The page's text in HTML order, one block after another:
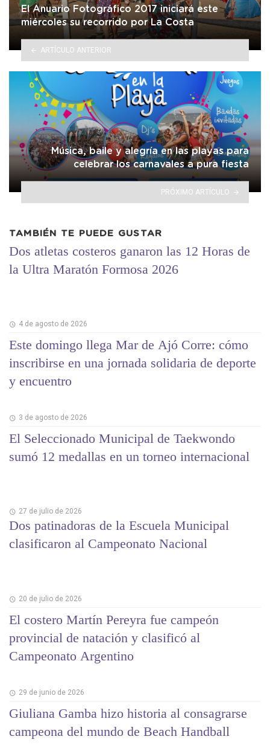
El Anuario Fotográfico 2017 iniciará este
miércoles su recorrido por La Costa
ARTÍCULO ANTERIOR
Música, baile y alegría en las playas para
celebrar los carnavales a pura fiesta
PRÓXIMO ARTÍCULO
TAMBIÉN TE PUEDE GUSTAR
Dos atletas costeros ganaron las 12 Horas de
la Ultra Maratón Formosa 2026
4 de agosto de 2026
Este domingo llega Mar de Ajó Corre: cómo
inscribirse en una jornada solidaria de deporte
y encuentro
3 de agosto de 2026
El Seleccionado Municipal de Taekwondo
sumó 12 medallas en un torneo internacional
27 de julio de 2026
Dos patinadoras de la Escuela Municipal
clasificaron al Campeonato Nacional
20 de julio de 2026
El costero Martín Pereyra fue campeón
provincial de natación y clasificó al
Campeonato Argentino
29 de junio de 2026
Giuliana Gamba hizo historia al consagrarse
campeona del mundo de Beach Handball